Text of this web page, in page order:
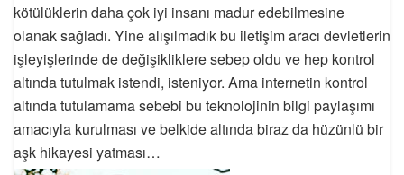
kötülüklerin daha çok iyi insanı madur edebilmesine
olanak sağladı. Yine alışılmadık bu iletişim aracı devletlerin
işleyişlerinde de değişikliklere sebep oldu ve hep kontrol
altında tutulmak istendi, isteniyor. Ama internetin kontrol
altında tutulamama sebebi bu teknolojinin bilgi paylaşımı
amacıyla kurulması ve belkide altında biraz da hüzünlü bir
aşk hikayesi yatması…